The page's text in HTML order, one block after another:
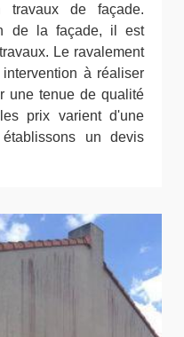
travaux de façade.
de la façade, il est
Le ravalement
à réaliser
une tenue de qualité
prix varient d'une
un devis